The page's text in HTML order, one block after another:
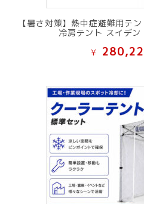
【暑さ対策】熱中症避難用テ
冷房テント スイデ
¥